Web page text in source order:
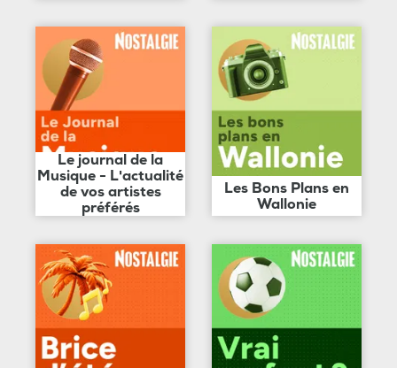
Le journal de la
Musique - L'actualité
de vos artistes
préférés
Les Bons Plans en
Wallonie